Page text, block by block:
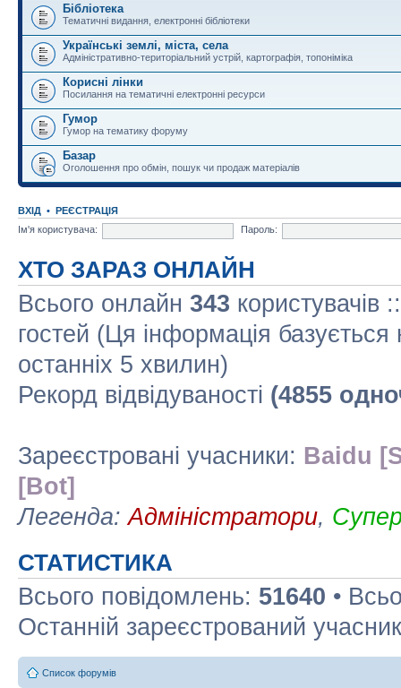
Бібліотека
Тематичні видання, електронні бібліотеки
Українські землі, міста, села
Адміністративно-територіальний устрій, картографія, топоніміка
Корисні лінки
Посилання на тематичні електронні ресурси
Гумор
Гумор на тематику форуму
Базар
Оголошення про обмін, пошук чи продаж матеріалів
ВХІД • РЕЄСТРАЦІЯ
Ім'я користувача:
Пароль:
ХТО ЗАРАЗ ОНЛАЙН
Всього онлайн 343 користувачів
гостей (Ця інформація базується
останніх 5 хвилин)
Рекорд відвідуваності (4855
Зареєстровані учасники: Baidu
[Bot]
Легенда:Адміністратори,
СТАТИСТИКА
Всього повідомлень: 51640 •
Останній зареєстрований
Список форумів